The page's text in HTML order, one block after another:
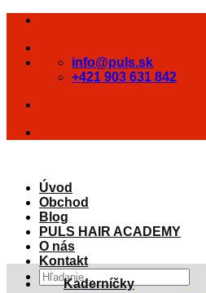
Skip
content
info@puls.sk
+421 903 631 842
Úvod
Obchod
Blog
PULS HAIR ACADEMY
O nás
Kontakt
Hľadať:
Kaderníčky